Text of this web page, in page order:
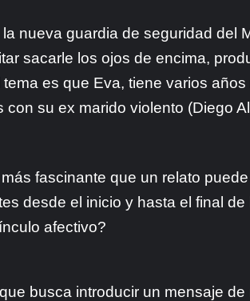
nueva guardia de seguridad del
sacarle los ojos de encima,
es que Eva, tiene varios
su ex marido violento (Diego
fascinante que un relato
desde el inicio y hasta el final
afectivo?
busca introducir un mensaje